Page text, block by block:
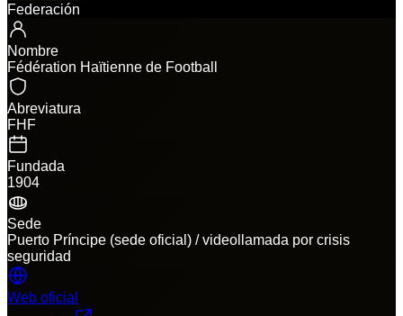
Federación
Nombre
Fédération Haïtienne de Football
Abreviatura
FHF
Fundada
1904
Sede
Puerto Príncipe (sede oficial) / videollamada por crisis
seguridad
Web oficial